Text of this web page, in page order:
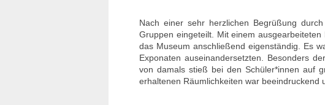
Nach einer sehr herzlichen Begrüßung
Gruppen eingeteilt. Mit einem
das Museum anschließend eigenständig. Es
Exponaten auseinandersetzten. Besonders
von damals stieß bei den Schüler*innen auf
erhaltenen Räumlichkeiten war beeindruckend